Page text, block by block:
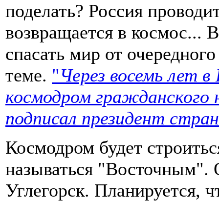
поделать? Россия
возвращается в космос...
спасать мир от
теме. "Через восемь лет
космодром гражданского
подписал президент
Космодром будет
называться "Восточным".
Углегорск. Планируется,